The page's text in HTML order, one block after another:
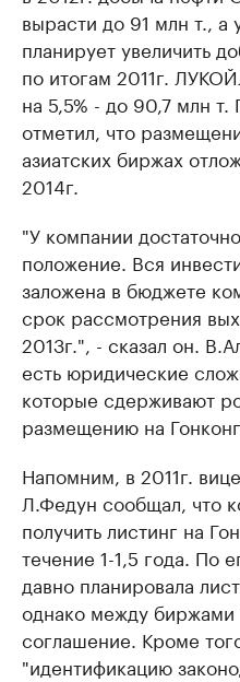
вырасти до 91 млн т.,
планирует увеличить
по итогам 2011г.
на 5,5% - до 90,7 млн т.
отметил, что
азиатских биржах
2014г.
"У компании
положение. Вся
заложена в бюджете
срок рассмотрения
2013г.", - сказал он.
есть юридические
которые сдерживают
размещению на
Напомним, в 2011г.
Л.Федун сообщал, что
получить листинг на
течение 1-1,5 года. По
давно планировала
однако между биржами
соглашение. Кроме
"идентификацию